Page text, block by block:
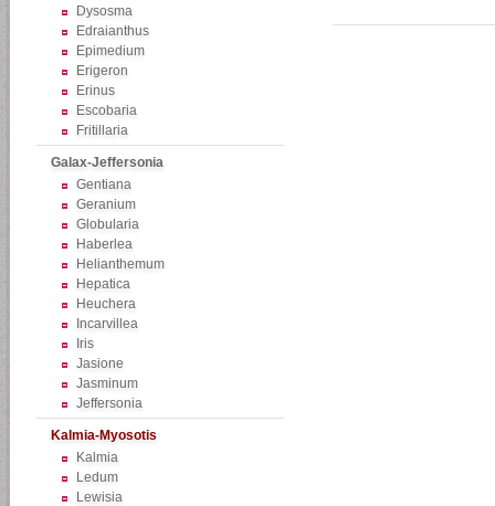
Dysosma
Edraianthus
Epimedium
Erigeron
Erinus
Escobaria
Fritillaria
Galax-Jeffersonia
Gentiana
Geranium
Globularia
Haberlea
Helianthemum
Hepatica
Heuchera
Incarvillea
Iris
Jasione
Jasminum
Jeffersonia
Kalmia-Myosotis
Kalmia
Ledum
Lewisia